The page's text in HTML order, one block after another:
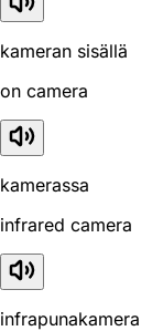
kameran sisällä
on camera
kamerassa
infrared camera
infrapunakamera